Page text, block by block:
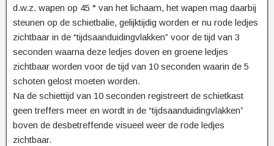
d.w.z. wapen op 45 ° van het lichaam, het wapen mag daarbij
steunen op de schietbalie, gelijktijdig worden er nu rode ledjes
zichtbaar in de “tijdsaanduidingvlakken” voor de tijd van 3
seconden waarna deze ledjes doven en groene ledjes
zichtbaar worden voor de tijd van 10 seconden waarin de 5
schoten gelost moeten worden.
Na de schiettijd van 10 seconden registreert de schietkast
geen treffers meer en wordt in de “tijdsaanduidingvlakken”
boven de desbetreffende visueel weer de rode ledjes
zichtbaar.